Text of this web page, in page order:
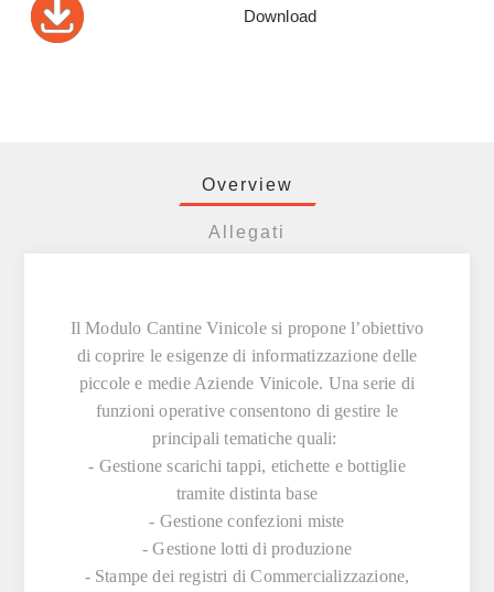
Download
Overview
Allegati
IlModulo Cantine Vinicolesi propone l’obiettivo
di coprire le esigenze di informatizzazione delle
piccole e medie Aziende Vinicole. Una serie di
funzioni operative consentono di gestire le
principali tematiche quali:
- Gestione scarichi tappi, etichette e bottiglie
tramite distinta base
- Gestione confezioni miste
- Gestione lotti di produzione
- Stampe dei registri di Commercializzazione,